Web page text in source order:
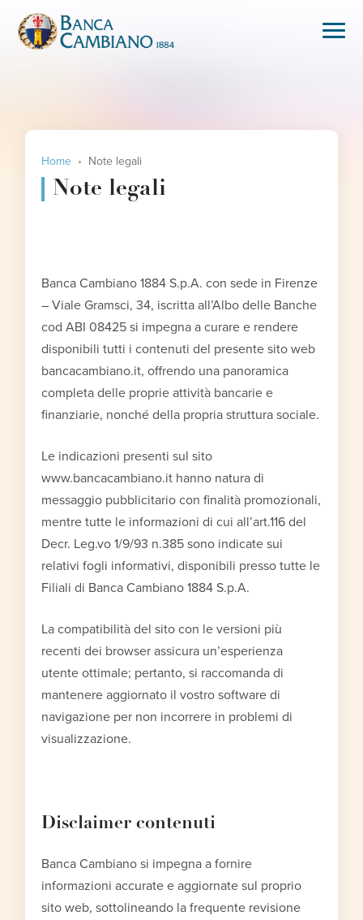
Home Note legali
Note legali
Banca Cambiano 1884 S.p.A. con sede in Firenze
– Viale Gramsci, 34, iscritta all’Albo delle Banche
cod ABI 08425 si impegna a curare e rendere
disponibili tutti i contenuti del presente sito web
bancacambiano.it, offrendo una panoramica
completa delle proprie attività bancarie e
finanziarie, nonché della propria struttura sociale.
Le indicazioni presenti sul sito
www.bancacambiano.it hanno natura di
messaggio pubblicitario con finalità promozionali,
mentre tutte le informazioni di cui all’art.116 del
Decr. Leg.vo 1/9/93 n.385 sono indicate sui
relativi fogli informativi, disponibili presso tutte le
Filiali di Banca Cambiano 1884 S.p.A.
La compatibilità del sito con le versioni più
recenti dei browser assicura un’esperienza
utente ottimale; pertanto, si raccomanda di
mantenere aggiornato il vostro software di
navigazione per non incorrere in problemi di
visualizzazione.
Disclaimer contenuti
Banca Cambiano si impegna a fornire
informazioni accurate e aggiornate sul proprio
sito web, sottolineando la frequente revisione